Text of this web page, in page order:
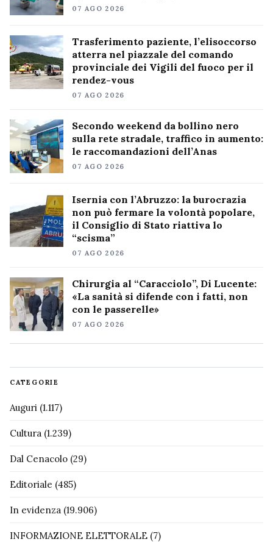
07 AGO 2026
Trasferimento paziente, l’elisoccorso
atterra nel piazzale del comando
provinciale dei Vigili del fuoco per il
rendez-vous
07 AGO 2026
Secondo weekend da bollino nero
sulla rete stradale, traffico in aumento:
le raccomandazioni dell’Anas
07 AGO 2026
Isernia con l’Abruzzo: la burocrazia
non può fermare la volontà popolare,
il Consiglio di Stato riattiva lo
“scisma”
07 AGO 2026
Chirurgia al “Caracciolo”, Di Lucente:
«La sanità si difende con i fatti, non
con le passerelle»
07 AGO 2026
CATEGORIE
Auguri (1.117)
Cultura (1.239)
Dal Cenacolo (29)
Editoriale (485)
In evidenza (19.906)
INFORMAZIONE ELETTORALE (7)